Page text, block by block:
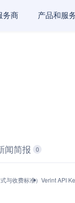
务商 产品和服
闻简报 0
与收费标准） Verint API